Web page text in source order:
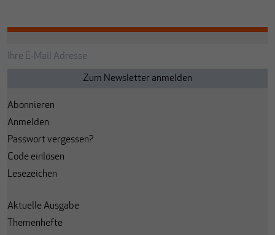
Abonnieren
Anmelden
Passwort vergessen?
Code einlösen
Lesezeichen
Aktuelle Ausgabe
Themenhefte